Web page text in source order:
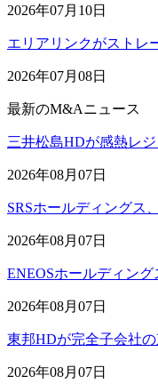
2026年07月10日
エリアリンクがストレ
2026年07月08日
最新のM&Aニュース
三井松島HDが感熱レ
2026年08月07日
SRSホールディングス
2026年08月07日
ENEOSホールディン
2026年08月07日
東邦HDが完全子会社
2026年08月07日